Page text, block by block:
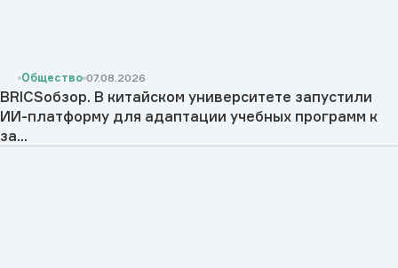
Общество 07.08.2026
BRICSобзор. В китайском университете запустили
ИИ-платформу для адаптации учебных программ к
за...